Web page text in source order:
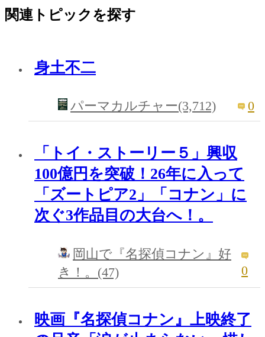
関連トピックを探す
身土不二
パーマカルチャー(3,712) 0
「トイ・ストーリー５」興収
100億円を突破！26年に入って
「ズートピア2」「コナン」に
次ぐ3作品目の大台へ！。
岡山で『名探偵コナン』好
き！。(47)
0
映画『名探偵コナン』上映終了